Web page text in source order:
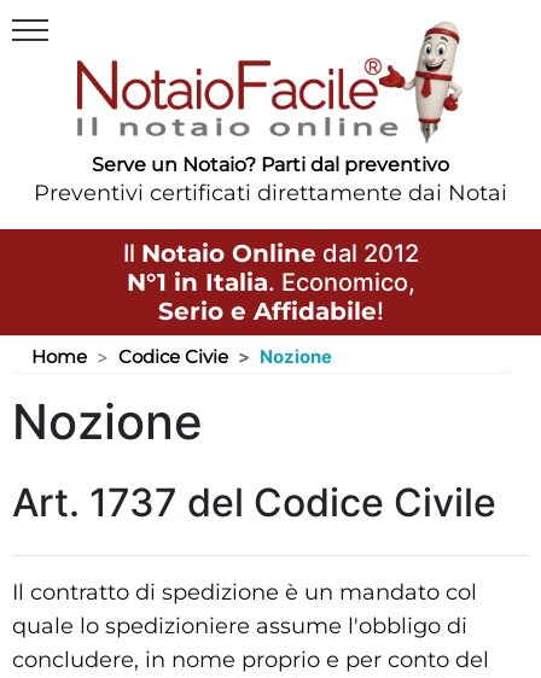
Serve un Notaio? Parti dal preventivo
Preventivi certificati direttamente dai Notai
Il Notaio Online dal 2012
N°1 in Italia. Economico,
Serio e Affidabile!
Home Codice Civie Nozione
Nozione
Art. 1737 del Codice Civile
Il contratto di spedizione è un mandato col
quale lo spedizioniere assume l'obbligo di
concludere, in nome proprio e per conto del